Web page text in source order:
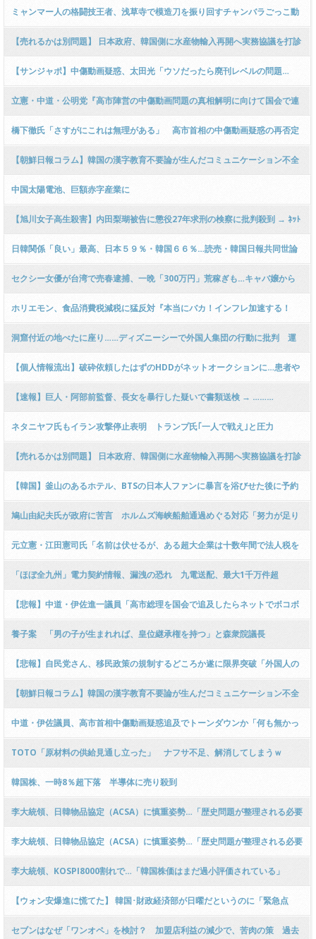
ｗｗｗｗｗｗｗｗｗｗｗｗｗｗｗ
令で応援に来るのは許さない」
ミャンマー人の格闘技王者、浅草寺で模造刀を振り回すチャンバラごっこ動
画がネットで話題に → ﾈｯﾄ「レンタル業者もどうかしてる」「一歩間違えれ
ば大怪我」「規制すべき」
【売れるかは別問題】 日本政府、韓国側に水産物輸入再開へ実務協議を打診
＝韓国ネット「科学的に判断を」
【サンジャポ】中傷動画疑惑、太田光「ウソだったら廃刊レベルの問題…
『いち週刊誌問題』としておさめるにはちょっと無理が」
立憲・中道・公明党『高市陣営の中傷動画問題の真相解明に向けて国会で連
携するぞ！』幹事長会談で一致 ｗｗｗｗｗｗｗｗｗｗｗｗｗｗｗｗｗｗｗ
橋下徹氏「さすがにこれは無理がある」 高市首相の中傷動画疑惑の再否定
と「面識」の説明にぴしゃり指摘
【朝鮮日報コラム】韓国の漢字教育不要論が生んだコミュニケーション不全
中国太陽電池、巨額赤字産業に
【旭川女子高生殺害】内田梨瑚被告に懲役27年求刑の検察に批判殺到 → ﾈｯﾄ
「なぜ無期求刑しない？」「舎弟が23年で主犯格が27年…」「極刑だろ」
日韓関係「良い」最高、日本５９％・韓国６６％…読売・韓国日報共同世論
調査
セクシー女優が台湾で売春逮捕、一晩「300万円」荒稼ぎも…キャバ嬢から
転身もある”海外性出稼ぎ”の闇「日本は安いですからね」
ホリエモン、食品消費税減税に猛反対『本当にバカ！インフレ加速する！
10％に固定しろ！経済学の教科書1ページ目みたいな話！』 ← 突っ込み殺到
ｗｗｗｗｗｗｗｗｗｗｗｗｗ
洞窟付近の地べたに座り……ディズニーシーで外国人集団の行動に批判 運
営会社の対応は
【個人情報流出】破砕依頼したはずのHDDがネットオークションに…患者や
職員など最大51万人分
【速報】巨人・阿部前監督、長女を暴行した疑いで書類送検 → ………
ネタニヤフ氏もイラン攻撃停止表明 トランプ氏｢一人で戦え｣と圧力
【売れるかは別問題】 日本政府、韓国側に水産物輸入再開へ実務協議を打診
＝韓国ネット「科学的に判断を」 ［6/9］ [仮面ウニダー★]
【韓国】釜山のあるホテル、BTSの日本人ファンに暴言を浴びせた後に予約
まで取り消し
鳩山由紀夫氏が政府に苦言 ホルムズ海峡船舶通過めぐる対応「努力が足り
ていないのではないか」
元立憲・江田憲司氏「名前は伏せるが、ある超大企業は十数年間で法人税を
払ったのは4回だけ、しかも利益の0.2%！」 → 元朝日記者「ソフトバンク
じゃないですか～？」
「ほぼ全九州」電力契約情報、漏洩の恐れ 九電送配、最大1千万件超
【悲報】中道・伊佐進一議員「高市総理を国会で追及したらネットでボコボ
コに叩かれた！」と被害者ムーブを発動し炎上 ｗｗｗｗｗｗｗｗｗｗｗｗｗ
ｗｗｗｗｗｗｗ
養子案 「男の子が生まれれば、皇位継承権を持つ」と森衆院議長
【悲報】自民党さん、移民政策の規制するどころか遂に限界突破「外国人の
児童の為に日本語を教える教室を全国に作ります！！もちろん、税金で！」
ｗｗｗｗｗｗｗｗｗｗ
【朝鮮日報コラム】韓国の漢字教育不要論が生んだコミュニケーション不全
中道・伊佐議員、高市首相中傷動画疑惑追及でトーンダウンか「何も無かっ
たら良いねと思って、総理に確認してるだけ！」ｗｗｗｗｗｗｗｗｗｗｗｗ
ｗｗｗｗｗ
TOTO「原材料の供給見通し立った」 ナフサ不足、解消してしまうｗ
韓国株、一時8％超下落 半導体に売り殺到
李大統領、日韓物品協定（ACSA）に慎重姿勢…「歴史問題が整理される必要
がある」[6/8] [ばーど★]
李大統領、日韓物品協定（ACSA）に慎重姿勢…「歴史問題が整理される必要
がある」
李大統領、KOSPI8000割れで…「韓国株価はまだ過小評価されている」
【ウォン安爆進に慌てた】 韓国･財政経済部が日曜だというのに「緊急点
検」会議を開催。
セブンはなぜ「ワンオペ」を検討？ 加盟店利益の減少で、苦肉の策 過去